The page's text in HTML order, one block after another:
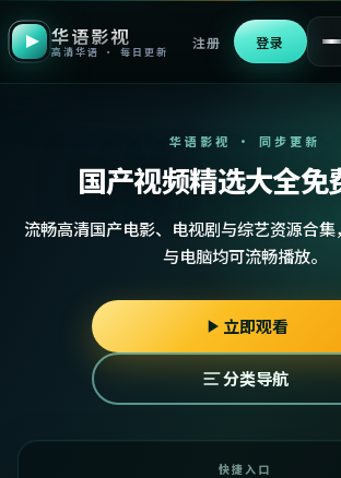
华语影视
高清华语 · 每日更新
注册 登录
华语影视 · 同步更新
国产视频精选大全免
流畅高清国产电影、电视剧与综艺资源合
与电脑均可流畅播放。
立即观看
分类导航
快捷入口